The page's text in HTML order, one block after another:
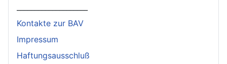
Kontakte zur BAV
Impressum
Haftungsausschluß